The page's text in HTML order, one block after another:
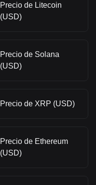
Precio de Litecoin
(USD)
Precio de Solana
(USD)
Precio de XRP (USD)
Precio de Ethereum
(USD)